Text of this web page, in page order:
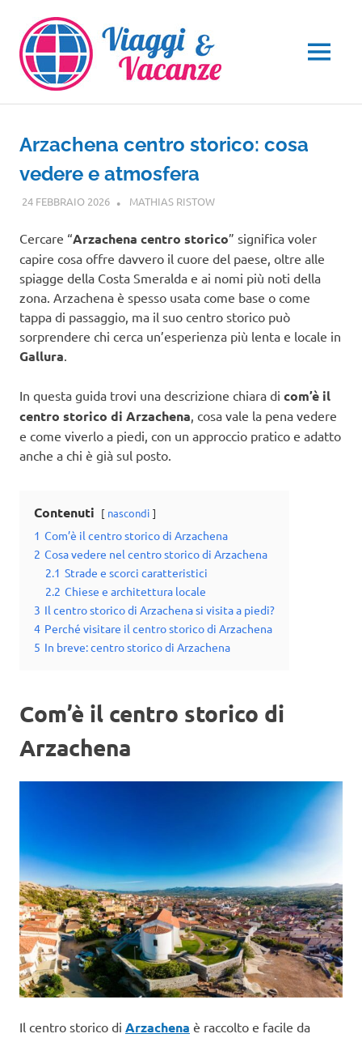
contenuto
MENU
Arzachena centro storico: cosa
vedere e atmosfera
24 FEBBRAIO 2026 MATHIAS RISTOWSARDEGNA
Cercare “Arzachena centro storico” significa voler
capire cosa offre davvero il cuore del paese, oltre alle
spiagge della Costa Smeralda e ai nomi più noti della
zona. Arzachena è spesso usata come base o come
tappa di passaggio, ma il suo centro storico può
sorprendere chi cerca un’esperienza più lenta e locale in
Gallura.
In questa guida trovi una descrizione chiara di com’è il
centro storico di Arzachena, cosa vale la pena vedere
e come viverlo a piedi, con un approccio pratico e adatto
anche a chi è già sul posto.
Contenuti nascondi
1 Com’è il centro storico di Arzachena
2 Cosa vedere nel centro storico di Arzachena
2.1 Strade e scorci caratteristici
2.2 Chiese e architettura locale
3 Il centro storico di Arzachena si visita a piedi?
4 Perché visitare il centro storico di Arzachena
5 In breve: centro storico di Arzachena
Com’è il centro storico di
Arzachena
Il centro storico di Arzachena è raccolto e facile da